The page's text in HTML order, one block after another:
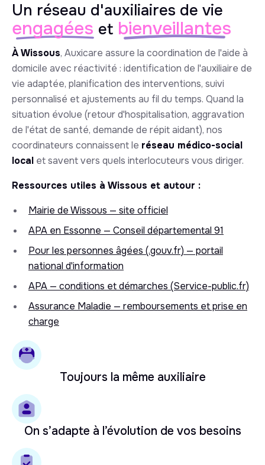
Un réseau d'auxiliaires de vie
engagées et bienveillantes
À Wissous, Auxicare assure la coordination de l'aide à
domicile avec réactivité : identification de l'auxiliaire de
vie adaptée, planification des interventions, suivi
personnalisé et ajustements au fil du temps. Quand la
situation évolue (retour d'hospitalisation, aggravation
de l'état de santé, demande de répit aidant), nos
coordinateurs connaissent le réseau médico-social
local et savent vers quels interlocuteurs vous diriger.
Ressources utiles à Wissous et autour :
Mairie de Wissous — site officiel
APA en Essonne — Conseil départemental 91
Pour les personnes âgées (.gouv.fr) — portail
national d'information
APA — conditions et démarches (Service-public.fr)
Assurance Maladie — remboursements et prise en
charge
Toujours la même auxiliaire
On s’adapte à l’évolution de vos besoins